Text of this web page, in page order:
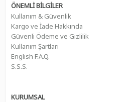
ÖNEMLİ BİLGİLER
Kullanım & Güvenlik
Kargo ve İade Hakkında
Güvenli Ödeme ve Gizlilik
Kullanım Şartları
English F.A.Q.
S.S.S.
KURUMSAL